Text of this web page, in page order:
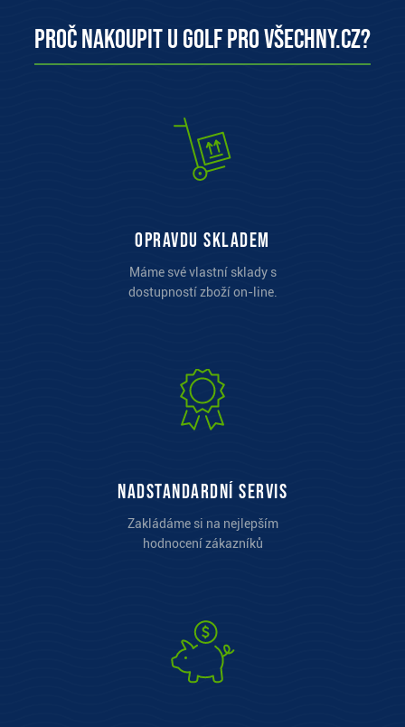
Proč nakoupit u Golf pro všechny.cz?
opravdu skladem
Máme své vlastní sklady s
dostupností zboží on-line.
Nadstandardní servis
Zakládáme si na nejlepším
hodnocení zákazníků